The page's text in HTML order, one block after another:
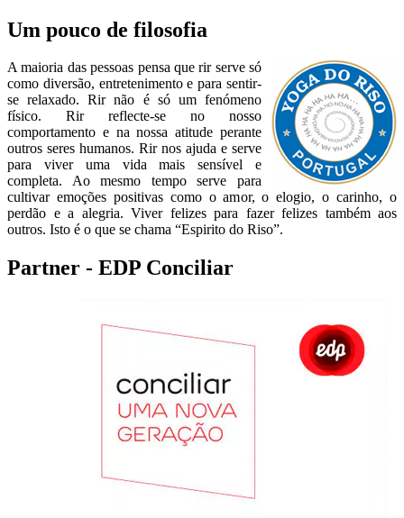
Um pouco de filosofia
A maioria das pessoas pensa que rir serve só
como diversão, entretenimento e para sentir-
se relaxado. Rir não é só um fenómeno
físico. Rir reflecte-se no nosso
comportamento e na nossa atitude perante
outros seres humanos. Rir nos ajuda e serve
para viver uma vida mais sensível e
completa. Ao mesmo tempo serve para
cultivar emoções positivas como o amor, o elogio, o carinho, o
perdão e a alegria. Viver felizes para fazer felizes também aos
outros. Isto é o que se chama “Espirito do Riso”.
Partner - EDP Conciliar